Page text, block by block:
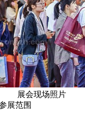
展会现场照片
展范围